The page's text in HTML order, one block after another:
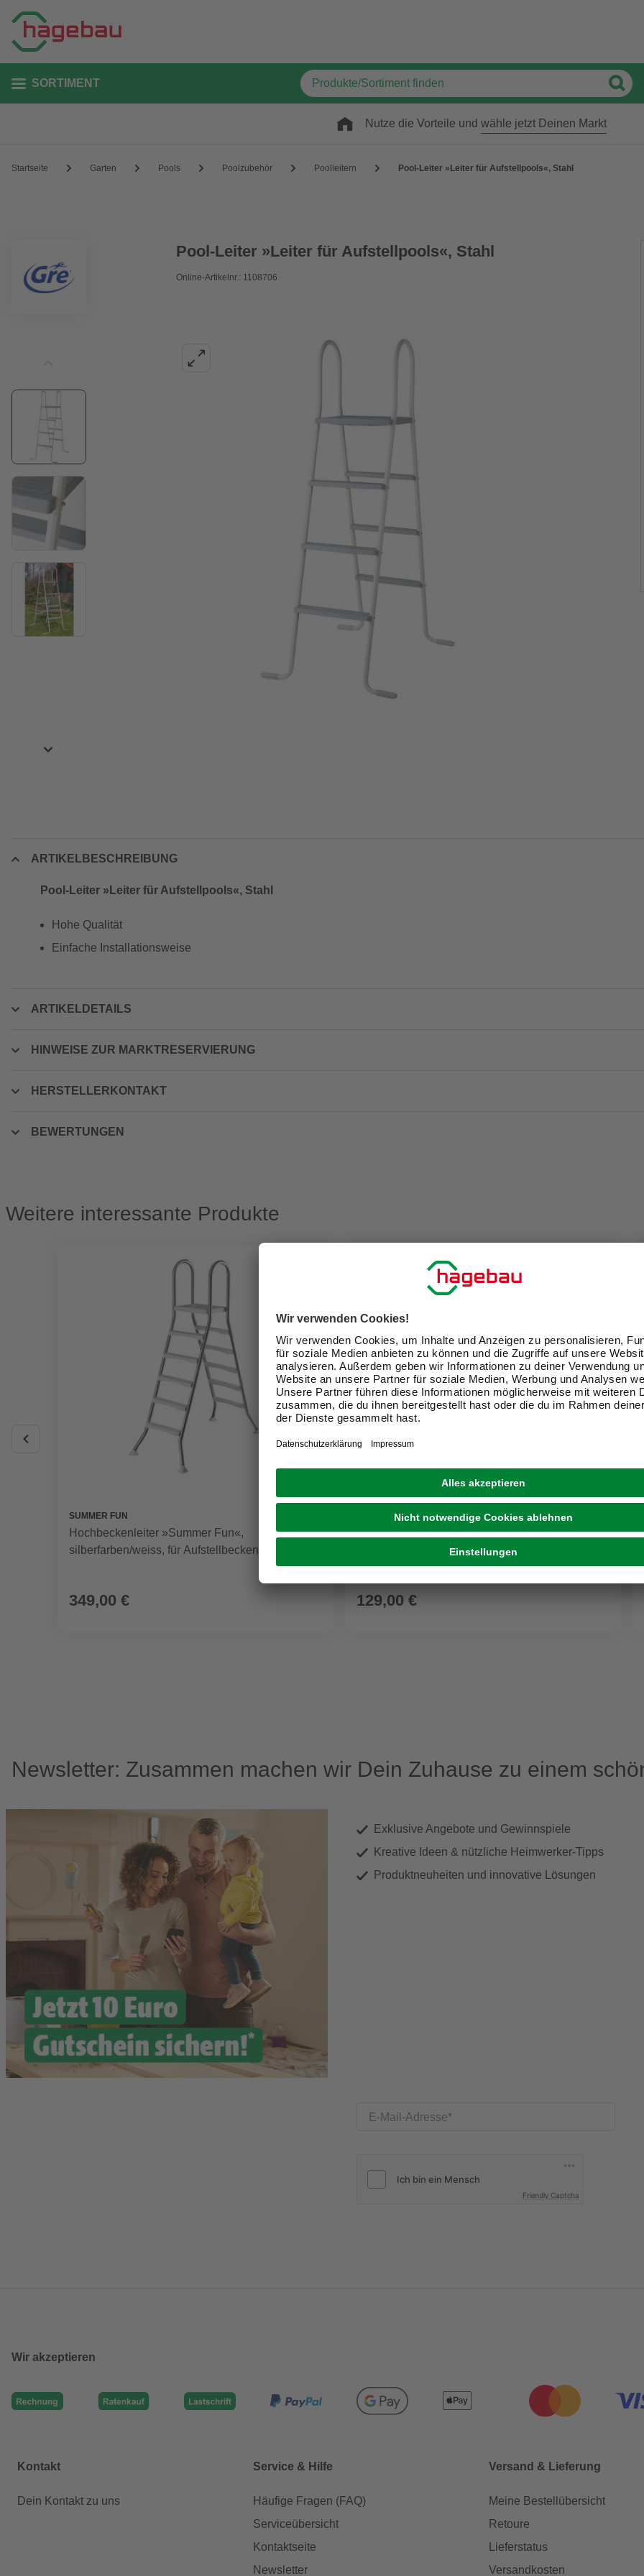
SORTIMENT
Nutze die Vorteile und wähle jetzt Deinen Markt
Startseite Garten Pools Poolzubehör Poolleitern Pool-Leiter »Leiter für Aufstellpools«, Stahl
Pool-Leiter »Leiter für Aufstellpools«, Stahl
Online-Artikelnr.: 1108706
ARTIKELBESCHREIBUNG
Pool-Leiter »Leiter für Aufstellpools«, Stahl
Hohe Qualität
Einfache Installationsweise
ARTIKELDETAILS
HINWEISE ZUR MARKTRESERVIERUNG
HERSTELLERKONTAKT
BEWERTUNGEN
Weitere interessante Produkte
SUMMER FUN
Hochbeckenleiter »Summer Fun«,
silberfarben/weiss, für Aufstellbecken
349,00 €
Pool-Sicherheitsleiter »Intex«, grau, für
Stahlwandpools und Aufstellbecken
129,00 €
Newsletter: Zusammen machen wir Dein Zuhause zu einem
Exklusive Angebote und Gewinnspiele
Kreative Ideen & nützliche Heimwerker-Tipps
Produktneuheiten und innovative Lösungen
E-Mail-Adresse
Friendly Captcha
Wir akzeptieren
Kontakt
Dein Kontakt zu uns
Service & Hilfe
Häufige Fragen (FAQ)
Serviceübersicht
Kontaktseite
Newsletter
Versand & Lieferung
Meine Bestellübersicht
Retoure
Lieferstatus
Versandkosten